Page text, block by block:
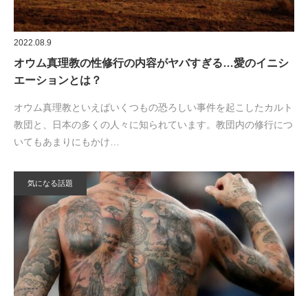
2022.08.9
オウム真理教の性修行の内容がヤバすぎる…愛のイニシ
エーションとは？
オウム真理教といえばいくつもの恐ろしい事件を起こしたカルト
教団と、日本の多くの人々に知られています。教団内の修行につ
いてもあまりにもかけ…
気になる話題